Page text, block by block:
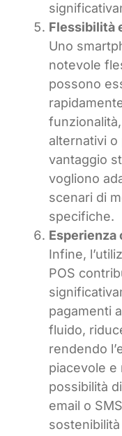
Flessibilità
Uno
notevole
possono
alternativi
vantaggio
vogliono
scenari di
specifiche.
Infine,
POS
pagamenti
fluido,
rendendo
piacevole e
possibilità
email o